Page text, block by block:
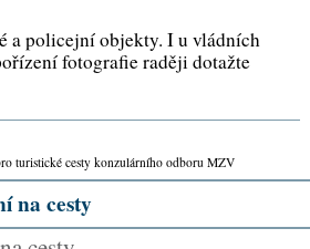
a policejní objekty. I u vládních
fotografie raději dotažte
turistické cesty konzulárního odboru MZV
na cesty